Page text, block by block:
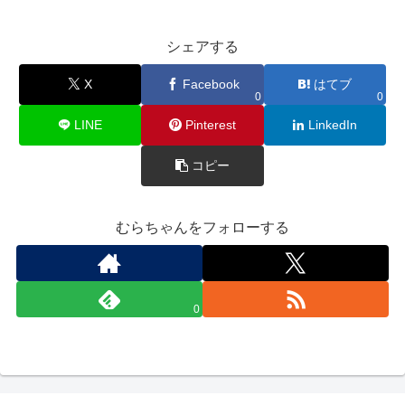
シェアする
X Facebook
0
はてブ
0
LINE Pinterest LinkedIn
コピー
むらちゃんをフォローする
0